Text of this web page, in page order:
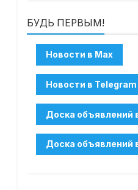
БУДЬ ПЕРВЫМ!